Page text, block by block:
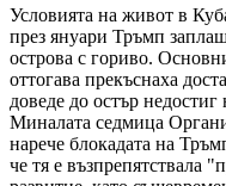
Условията на живот в
през януари Тръмп
острова с гориво.
оттогава прекъснаха
доведе до остър
Миналата седмица
нарече блокадата на
че тя е възпрепятствала